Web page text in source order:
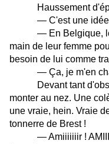
Haussement
— C'est une
— En Belgique,
main de leur femme
besoin de lui comme
— Ça, je m'en
Devant tant
monter au nez. Une
une vraie, hein. Vraie
tonnerre de Brest !
— Amiiiiiiir !